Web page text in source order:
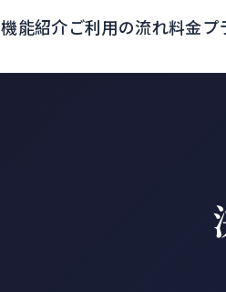
機能紹介ご利用の流れ料金プ